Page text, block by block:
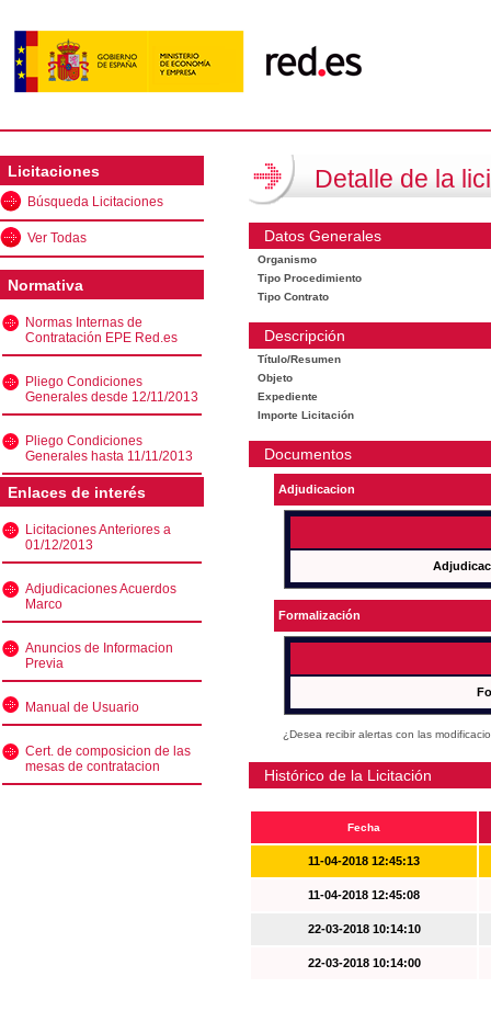
Licitaciones
Búsqueda Licitaciones
Ver Todas
Normativa
Normas Internas de
Contratación EPE Red.es
Pliego Condiciones
Generales desde 12/11/2013
Pliego Condiciones
Generales hasta 11/11/2013
Enlaces de interés
Licitaciones Anteriores a
01/12/2013
Adjudicaciones Acuerdos
Marco
Anuncios de Informacion
Previa
Manual de Usuario
Cert. de composicion de las
mesas de contratacion
Detalle de la
Datos Generales
Organismo
Tipo Procedimiento
Tipo Contrato
Descripción
Título/Resumen
Objeto
Expediente
Importe Licitación
Documentos
Adjudicacion
Formalización
¿Desea recibir alertas con las
Histórico de la Licitación
Fecha
11-04-2018 12:45:13
11-04-2018 12:45:08
22-03-2018 10:14:10
22-03-2018 10:14:00